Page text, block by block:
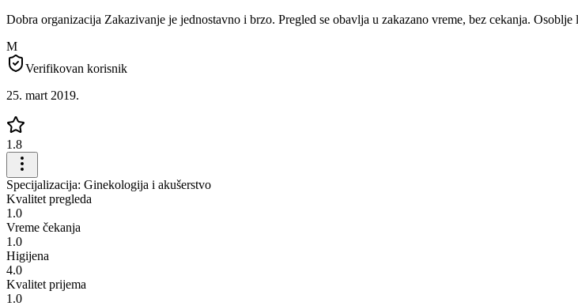
Dobra organizacija Zakazivanje je jednostavno i brzo. Pregled se obavlja u zakazano vreme, bez cekanja.
M
Verifikovan korisnik
25. mart 2019.
1.8
Specijalizacija: Ginekologija i akušerstvo
Kvalitet pregleda
1.0
Vreme čekanja
1.0
Higijena
4.0
Kvalitet prijema
1.0